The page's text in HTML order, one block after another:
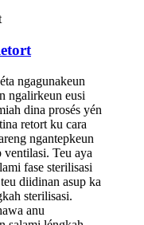
ngagunakeun
ngalirkeun eusi
dina prosés yén
retort ku cara
ngantepkeun
Teu aya
fase sterilisasi
diidinan asup ka
sterilisasi.
anu